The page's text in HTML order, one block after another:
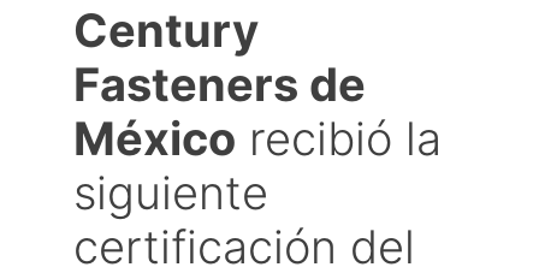
Century
Fasteners de
México recibió la
siguiente
certificación del